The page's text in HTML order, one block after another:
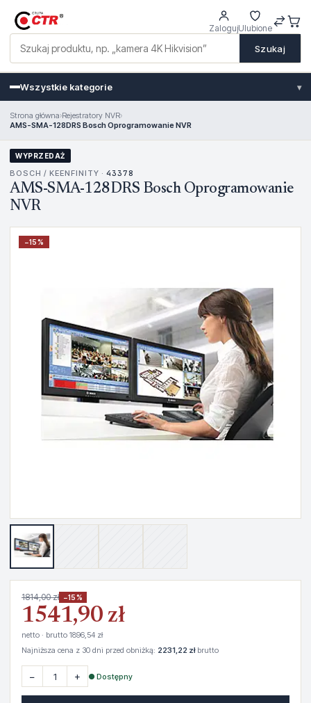
Szukaj
ZalogujUlubione
Wszystkie kategorie ▾
Strona główna›Rejestratory NVR›
AMS-SMA-128DRS Bosch Oprogramowanie NVR
WYPRZEDAŻ
BOSCH / KEENFINITY · 43378
AMS-SMA-128DRS Bosch Oprogramowanie
NVR
−15%
1814,00 zł −15%
1541,90 zł
netto · brutto 1896,54 zł
Najniższa cena z 30 dni przed obniżką: 2231,22 złbrutto
− + ● Dostępny